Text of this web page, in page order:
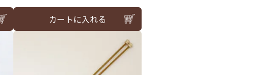
カートに入れる